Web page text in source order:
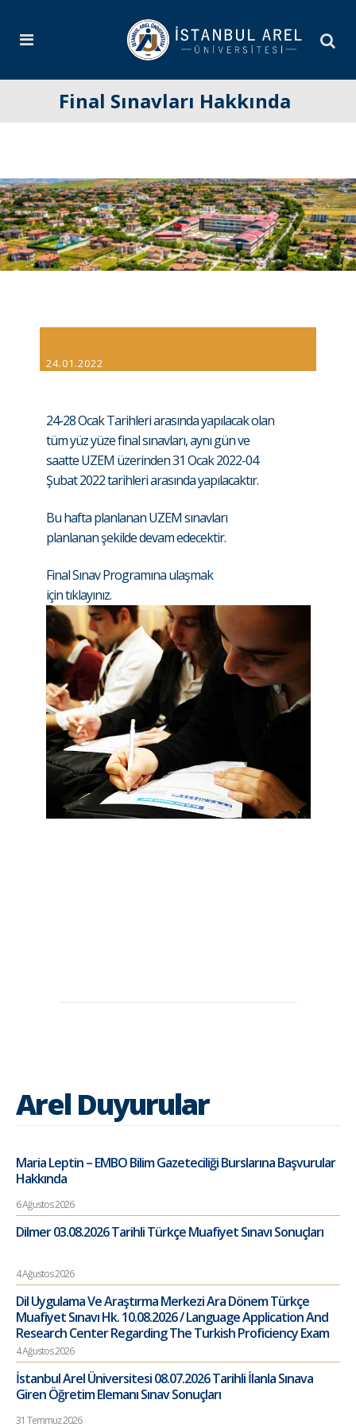
Final Sınavları Hakkında
24.01.2022
24-28 Ocak Tarihleri arasında yapılacak olan
tüm yüz yüze final sınavları, aynı gün ve
saatte UZEM üzerinden 31 Ocak 2022-04
Şubat 2022 tarihleri arasında yapılacaktır.
Bu hafta planlanan UZEM sınavları
planlanan şekilde devam edecektir.
Final Sınav Programına ulaşmak
içintıklayınız.
Arel Duyurular
Maria Leptin – EMBO Bilim Gazeteciliği Burslarına Başvurular
Hakkında
6 Ağustos 2026
Dilmer 03.08.2026 Tarihli Türkçe Muafiyet Sınavı Sonuçları
4 Ağustos 2026
Dil Uygulama Ve Araştırma Merkezi Ara Dönem Türkçe
Muafiyet Sınavı Hk. 10.08.2026 / Language Application And
Research Center Regarding The Turkish Proficiency Exam
4 Ağustos 2026
İstanbul Arel Üniversitesi 08.07.2026 Tarihli İlanla Sınava
Giren Öğretim Elemanı Sınav Sonuçları
31 Temmuz 2026